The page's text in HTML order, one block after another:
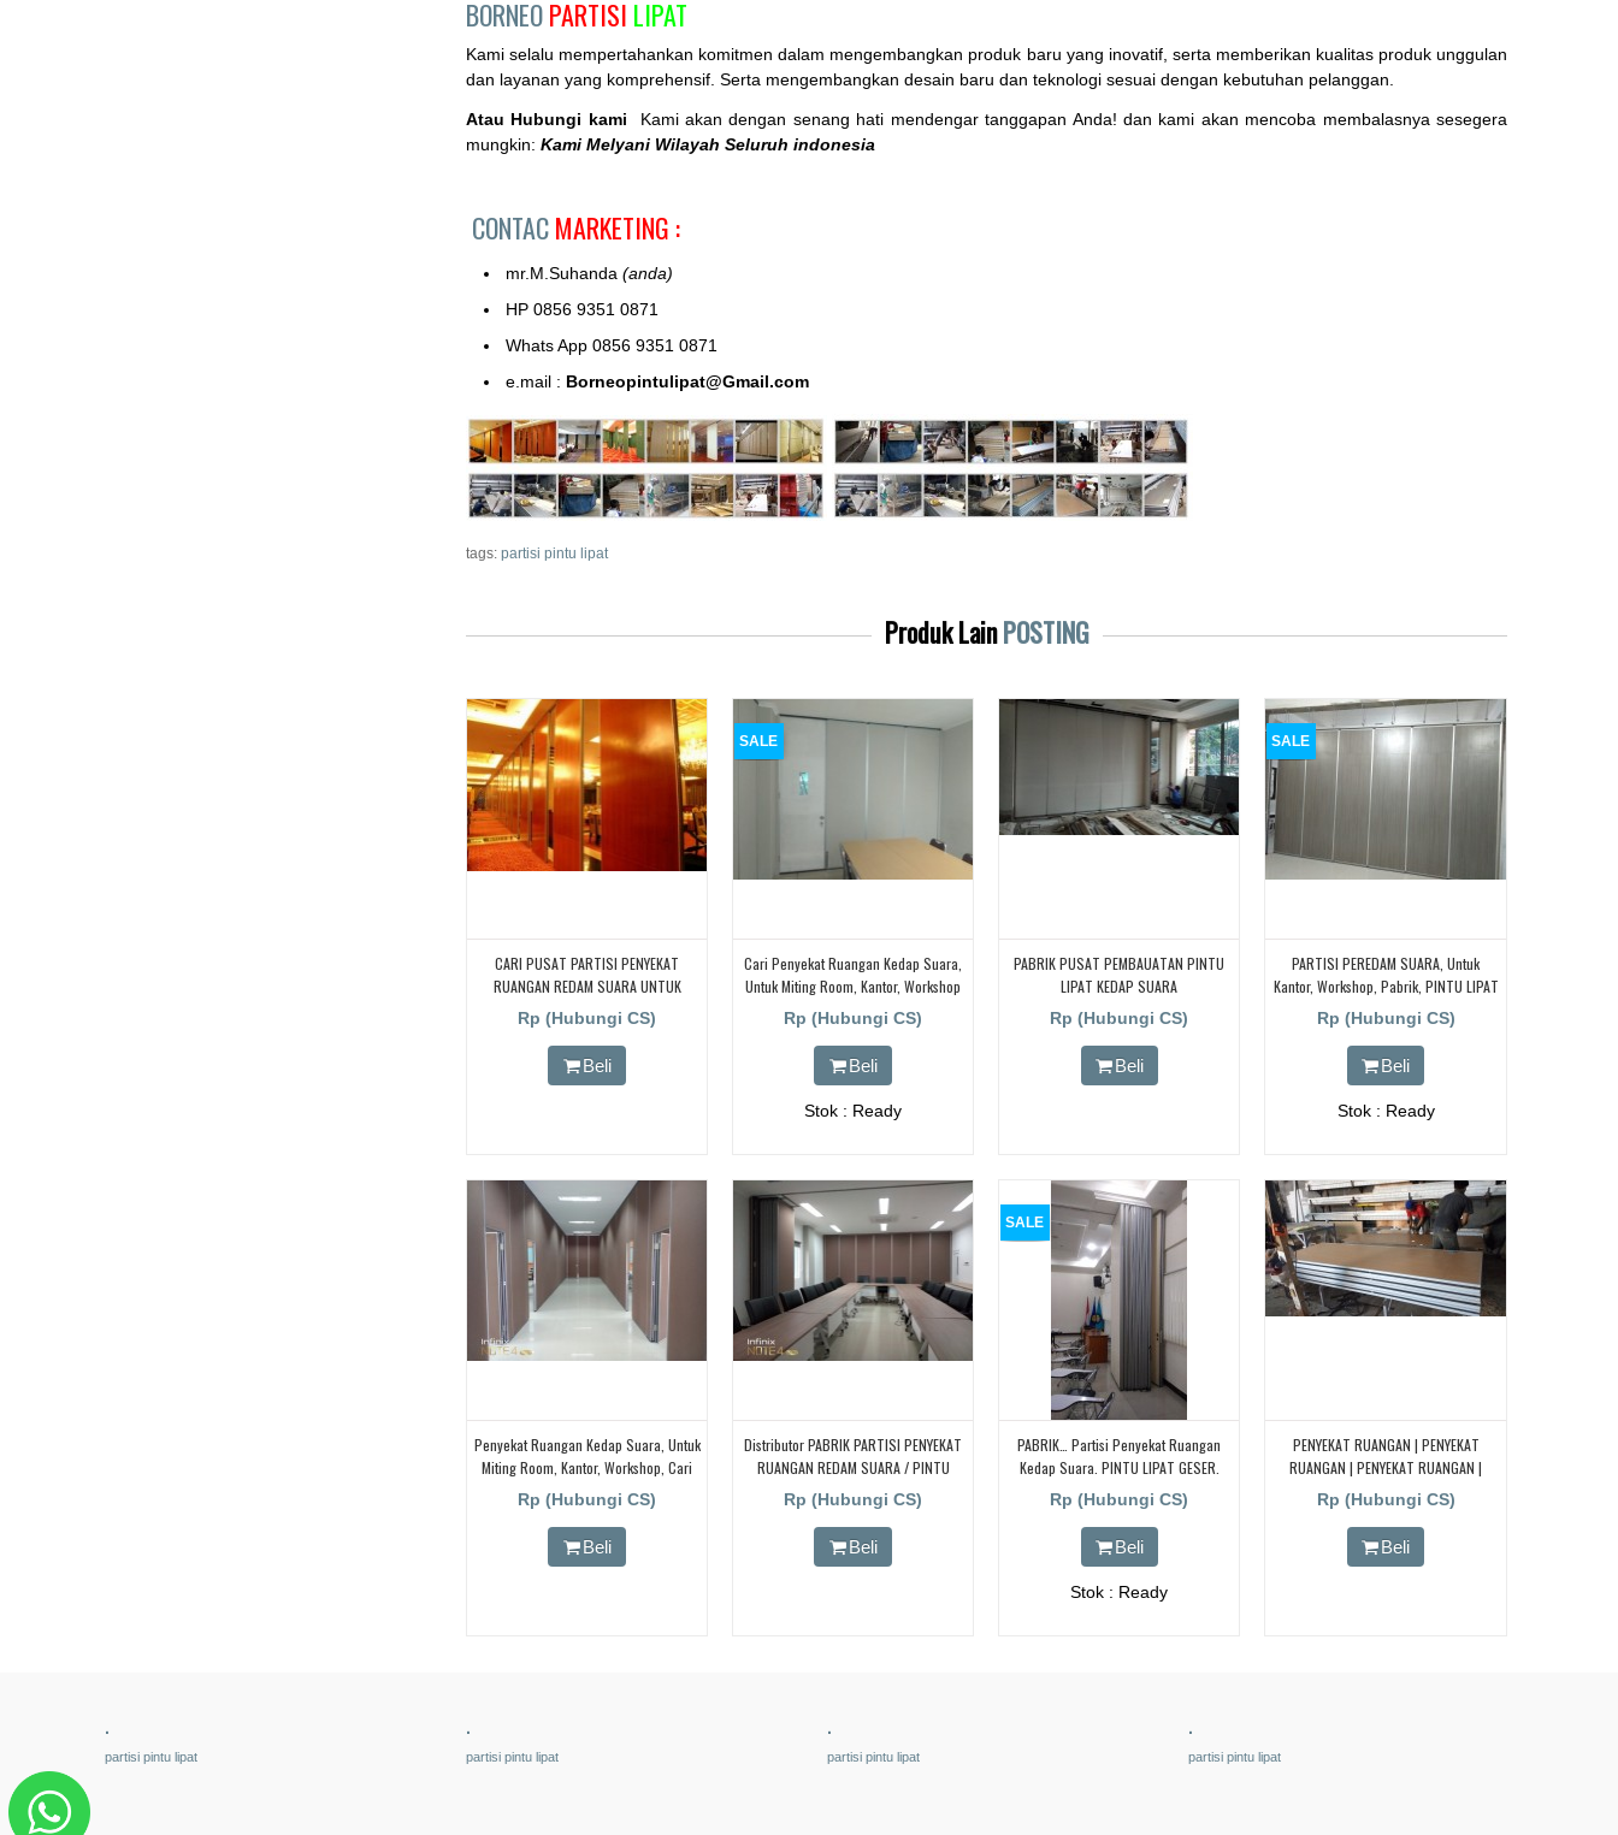
BORNEOPARTISI LIPAT
Kami selalu mempertahankan komitmen dalam mengembangkan produk baru yang inovatif, serta memberikan kualitas produk unggulan
dan layanan yang komprehensif. Serta mengembangkan desain baru dan teknologi sesuai dengan kebutuhan pelanggan.
Atau Hubungi kami
Kami akan dengan senang hati mendengar tanggapan Anda! dan kami akan mencoba membalasnya sesegera
mungkin: Kami Melyani Wilayah Seluruh indonesia
CONTACMARKETING :
mr.M.Suhanda (anda)
HP 0856 9351 0871
Whats App 0856 9351 0871
e.mail : Borneopintulipat@Gmail.com
tags: partisi pintu lipat
Produk LainPOSTING
CARI PUSAT PARTISI PENYEKAT
RUANGAN REDAM SUARA UNTUK
RUANG KELAS? KAMI BORNEO MITRA
MANDIRI AHLINYA PARTISI PENYEKAT
RUANGAN
Rp (Hubungi CS)
Beli
SALE
Cari Penyekat Ruangan Kedap Suara,
Untuk Miting Room, Kantor, Workshop
Abrik Pintu Panel Lipat Dengan
Peredam Suara, PINTU LIPAT
RUANGAN, Untuk Ballroom, HOTEL,
Rp (Hubungi CS)
Beli
Stok : Ready
PABRIK PUSAT PEMBAUATAN PINTU
LIPAT KEDAP SUARA
|JAKARTA|BOGOR|TANGERANG|BEKASI
Rp (Hubungi CS)
Beli
SALE
PARTISI PEREDAM SUARA, Untuk
Kantor, Workshop, Pabrik, PINTU LIPAT
REDAM SUARA
Rp (Hubungi CS)
Beli
Stok : Ready
Penyekat Ruangan Kedap Suara, Untuk
Miting Room, Kantor, Workshop, Cari
Penyekat Ruangan Kedap Suara, Untuk
Pabrik, Kampus , Kantor, Hotel
Rp (Hubungi CS)
Beli
Distributor PABRIK PARTISI PENYEKAT
RUANGAN REDAM SUARA / PINTU
LIPAT BISA GESER
Rp (Hubungi CS)
Beli
SALE
PABRIK… Partisi Penyekat Ruangan
Kedap Suara. PINTU LIPAT GESER.
Rp (Hubungi CS)
Beli
Stok : Ready
PENYEKAT RUANGAN | PENYEKAT
RUANGAN | PENYEKAT RUANGAN |
PENYEKAT RUANGAN | PENYEKAT
RUANGAN | PENYEKAT RUANGAN |
Rp (Hubungi CS)
Beli
.
partisi pintu lipat
.
partisi pintu lipat
.
partisi pintu lipat
.
partisi pintu lipat